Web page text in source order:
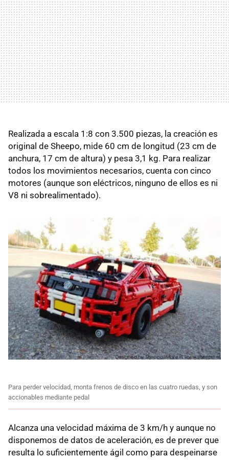
Realizada a escala 1:8 con 3.500 piezas, la creación es
original de Sheepo, mide 60 cm de longitud (23 cm de
anchura, 17 cm de altura) y pesa 3,1 kg. Para realizar
todos los movimientos necesarios, cuenta con cinco
motores (aunque son eléctricos, ninguno de ellos es ni
V8 ni sobrealimentado).
Para perder velocidad, monta frenos de disco en las cuatro ruedas, y son
accionables mediante pedal
Alcanza una velocidad máxima de 3 km/h y aunque no
disponemos de datos de aceleración, es de prever que
resulta lo suficientemente ágil como para despeinarse